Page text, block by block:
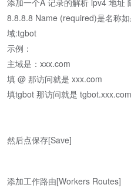
8.8.8.8 Name (required)是名称
域:tgbot
示例：
主域是：xxx.com
填 @ 那访问就是 xxx.com
填tgbot 那访问就是 tgbot.xxx.com
然后点保存[Save]
添加工作路由[Workers Routes]